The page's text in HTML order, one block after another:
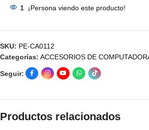
1 ¡Persona viendo este producto!
SKU: PE-CA0112
Categorías: ACCESORIOS DE
Seguir:
Productos relacionados